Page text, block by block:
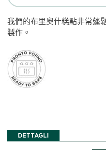
我們的布里奧什糕點非常蓬
製作。
DETTAGLI